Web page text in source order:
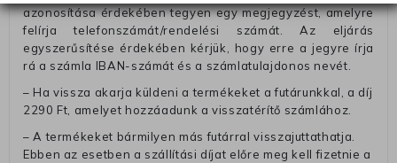
azonosítása érdekében tegyen egy megjegyzést, amelyre
felírja telefonszámát/rendelési számát. Az eljárás
egyszerűsítése érdekében kérjük, hogy erre a jegyre írja
rá a számla IBAN-számát és a számlatulajdonos nevét.
– Ha vissza akarja küldeni a termékeket a futárunkkal, a díj
2290 Ft, amelyet hozzáadunk a visszatérítő számlához.
– A termékeket bármilyen más futárral visszajuttathatja.
Ebben az esetben a szállítási díjat előre meg kell fizetnie a